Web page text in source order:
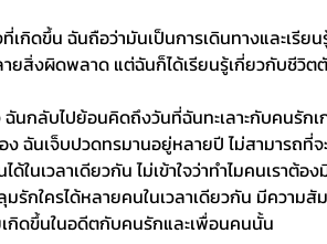
เกิดขึ้น ฉันถือว่ามันเป็นการเดินทางและเรี
ยสิ่งผิดพลาด แต่ฉันก็ได้เรียนรู้เกี่ยวกับชีวิต
ฉันกลับไปย้อนคิดถึงวันที่ฉันทะเลาะกับคนรัก
ง ฉันเจ็บปวดทรมานอยู่หลายปี ไม่สามารถที่
ด้ในเวลาเดียวกัน ไม่เข้าใจว่าทำไมคนเร
รักใครได้หลายคนในเวลาเดียวกัน มีความสั
กิดขึ้นในอดีตกับคนรักและเพื่อนคนนั้น